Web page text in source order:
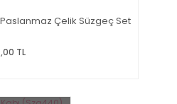
Çelik Süzgeç Set
TL